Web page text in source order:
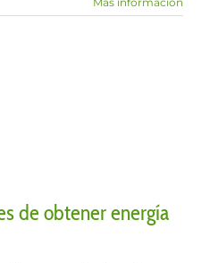
de obtener energía